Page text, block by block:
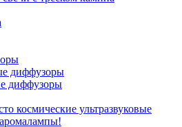
диффузоры
диффузоры